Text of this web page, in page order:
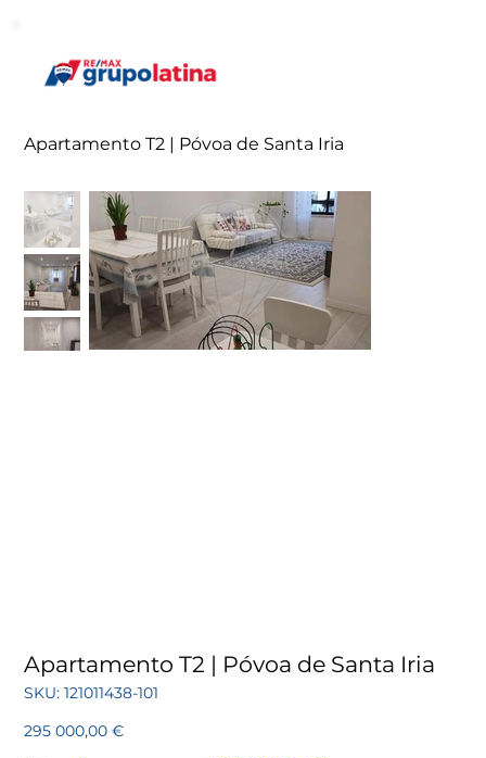
Apartamento T2 | Póvoa de Santa Iria
Apartamento T2 | Póvoa de Santa Iria
SKU: SKU
121011438-
121011438-101
Preço
295 000,00 €